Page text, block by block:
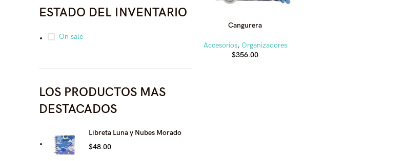
ESTADO DEL INVENTARIO
On sale
LOS PRODUCTOS MAS
DESTACADOS
Libreta Luna y Nubes Morado
$48.00
Cangurera
Accesorios, Organizadores
$356.00